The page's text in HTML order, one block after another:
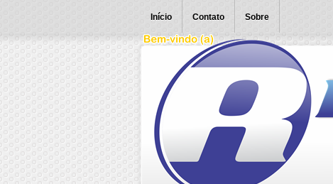
Início Contato Sobre